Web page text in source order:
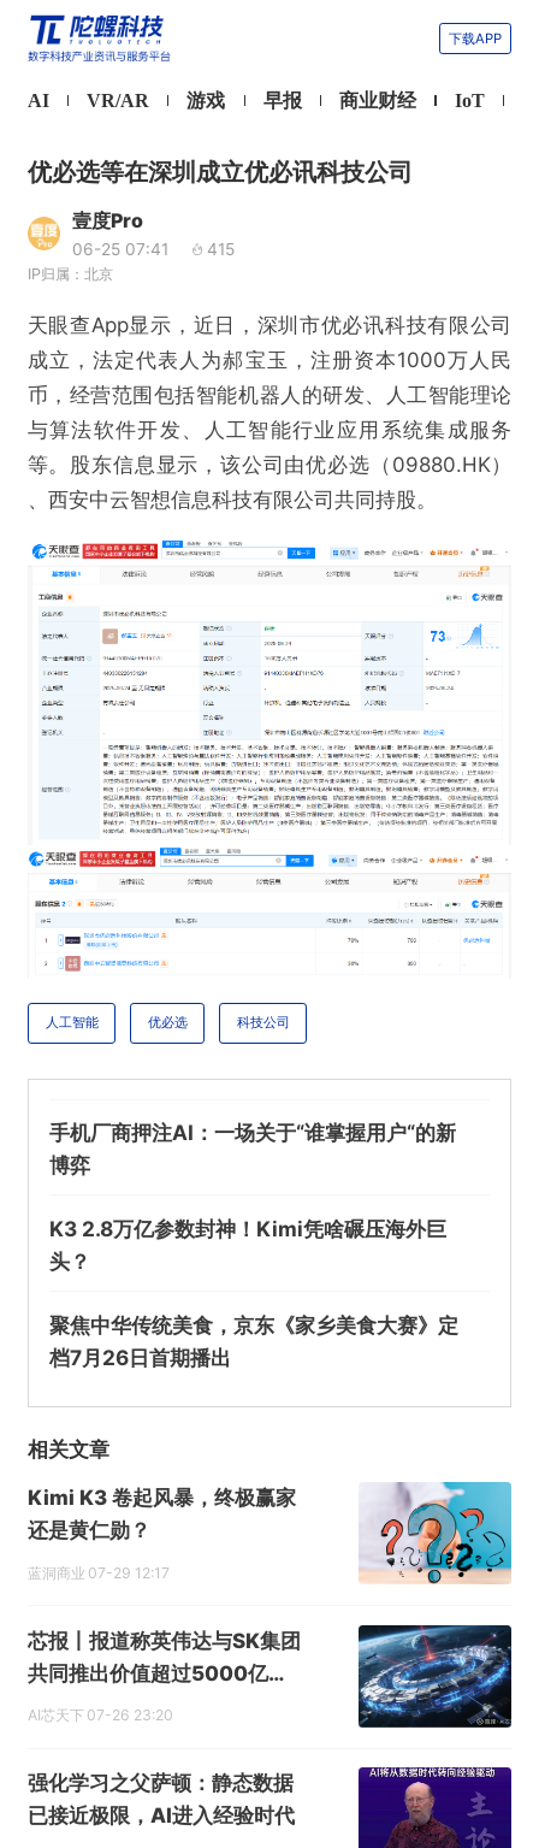
下载APP
AI VR/AR 游戏 早报 商业财经 IoT
优必选等在深圳成立优必讯科技公司
不实信息 违法犯罪 其他
优必选等在深圳成立优必讯科技公司
壹度Pro
06-25 07:41 415
IP归属：北京
天眼查App显示，近日，深圳市优必讯科技有限公司
成立，法定代表人为郝宝玉，注册资本1000万人民
币，经营范围包括智能机器人的研发、人工智能理论
与算法软件开发、人工智能行业应用系统集成服务
等。股东信息显示，该公司由优必选（09880.HK）
、西安中云智想信息科技有限公司共同持股。
人工智能 优必选 科技公司
手机厂商押注AI：一场关于“谁掌握用户“的新
博弈
K3 2.8万亿参数封神！Kimi凭啥碾压海外巨
头？
聚焦中华传统美食，京东《家乡美食大赛》定
档7月26日首期播出
相关文章
Kimi K3 卷起风暴，终极赢家
还是黄仁勋？
蓝洞商业 07-29 12:17
芯报丨报道称英伟达与SK集团
共同推出价值超过5000亿美
元的AI计划
AI芯天下 07-26 23:20
强化学习之父萨顿：静态数据
已接近极限，AI进入经验时代